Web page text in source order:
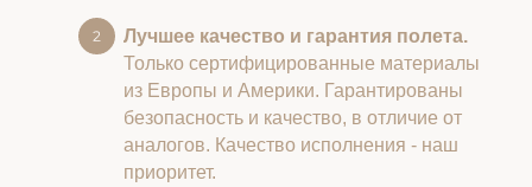
Лучшее качество и гарантия полета.
Только сертифицированные материалы
из Европы и Америки. Гарантированы
безопасность и качество, в отличие от
аналогов. Качество исполнения - наш
приоритет.